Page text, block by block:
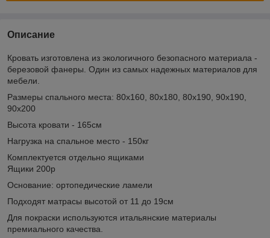
Описание
Кровать изготовлена из экологичного безопасного материала -
березовой фанеры. Один из самых надежных материалов для
мебели.
Размеры спального места: 80х160, 80х180, 80х190, 90х190,
90х200
Высота кровати - 165см
Нагрузка на спальное место - 150кг
Комплектуется отдельно ящиками
Ящики 200р
Основание: ортопедические ламели
Подходят матрасы высотой от 11 до 19см
Для покраски используются итальянские материалы
премиального качества.